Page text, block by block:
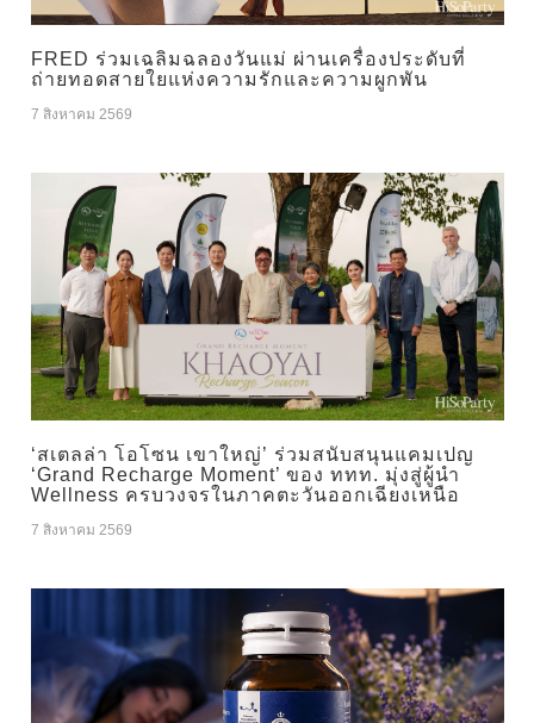
FRED ร่วมเฉลิมฉลองวันแม่ ผ่านเครื่องประดับที่
ถ่ายทอดสายใยแห่งความรักและความผูกพัน
7 สิงหาคม 2569
‘สเตลล่า โอโซน เขาใหญ่’ ร่วมสนับสนุนแคมเปญ
‘Grand Recharge Moment’ ของ ททท. มุ่งสู่ผู้นำ
Wellness ครบวงจรในภาคตะวันออกเฉียงเหนือ
7 สิงหาคม 2569